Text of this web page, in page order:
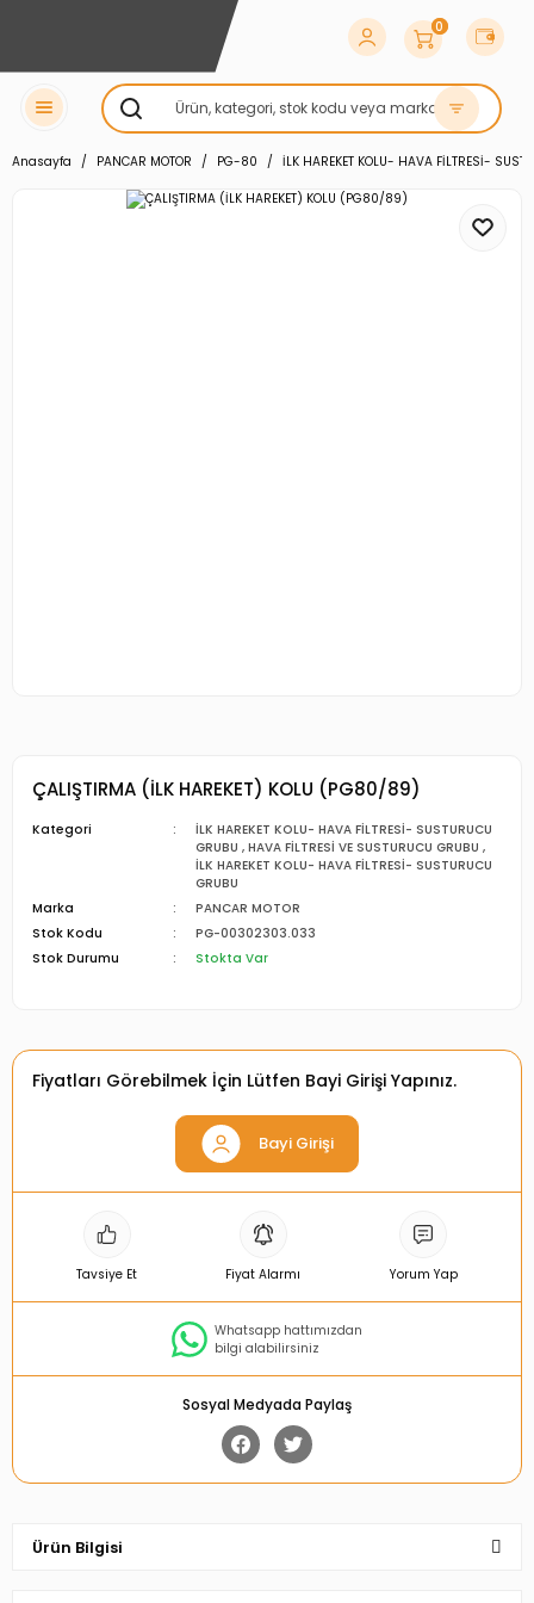
0
Anasayfa PANCAR MOTOR PG-80 İLK HAREKET KOLU- HAVA FİLTRESİ-
ÇALIŞTIRMA (İLK HAREKET) KOLU (PG80/89)
Kategori
İLK HAREKET KOLU- HAVA FİLTRESİ- SUSTURUCU
GRUBU ,HAVA FİLTRESİ VE SUSTURUCU GRUBU ,
İLK HAREKET KOLU- HAVA FİLTRESİ- SUSTURUCU
GRUBU
Marka
PANCAR MOTOR
Stok Kodu
PG-00302303.033
Stok Durumu
Stokta Var
Fiyatları Görebilmek İçin Lütfen Bayi Girişi Yapınız.
Bayi Girişi
Tavsiye Et Fiyat Alarmı Yorum Yap
Whatsapp hattımızdan
bilgi alabilirsiniz
Sosyal Medyada Paylaş
Ürün Bilgisi